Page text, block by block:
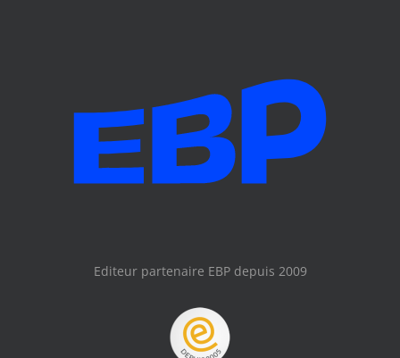
Editeur partenaire EBP depuis 2009